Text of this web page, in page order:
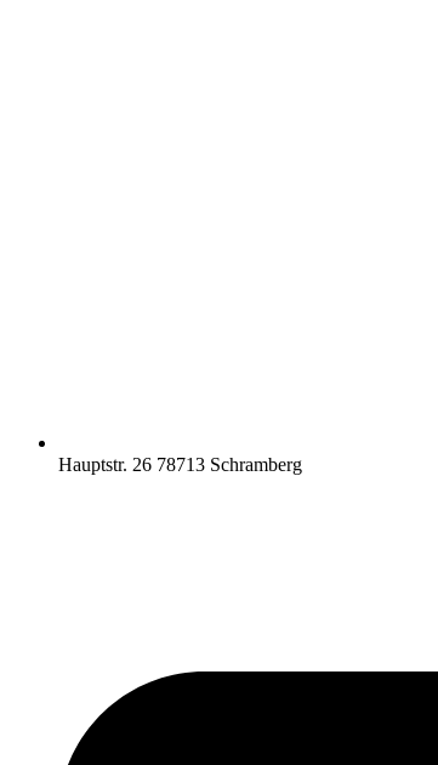
Hauptstr. 26 78713 Schramberg